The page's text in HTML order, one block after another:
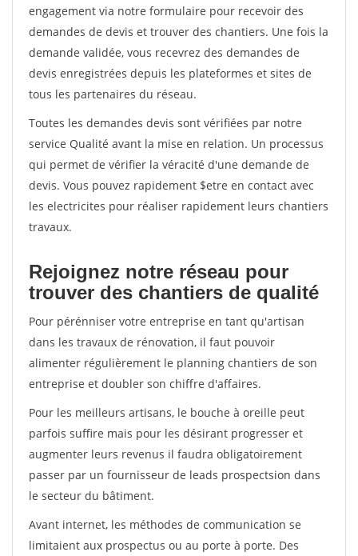
engagement via notre formulaire pour recevoir des
demandes de devis et trouver des chantiers. Une fois la
demande validée, vous recevrez des demandes de
devis enregistrées depuis les plateformes et sites de
tous les partenaires du réseau.
Toutes les demandes devis sont vérifiées par notre
service Qualité avant la mise en relation. Un processus
qui permet de vérifier la véracité d'une demande de
devis. Vous pouvez rapidement $etre en contact avec
les electricites pour réaliser rapidement leurs chantiers
travaux.
Rejoignez notre réseau pour
trouver des chantiers de qualité
Pour pérénniser votre entreprise en tant qu'artisan
dans les travaux de rénovation, il faut pouvoir
alimenter régulièrement le planning chantiers de son
entreprise et doubler son chiffre d'affaires.
Pour les meilleurs artisans, le bouche à oreille peut
parfois suffire mais pour les désirant progresser et
augmenter leurs revenus il faudra obligatoirement
passer par un fournisseur de leads prospectsion dans
le secteur du bâtiment.
Avant internet, les méthodes de communication se
limitaient aux prospectus ou au porte à porte. Des